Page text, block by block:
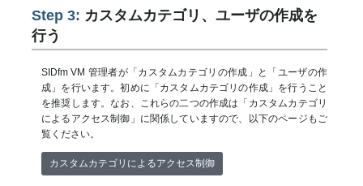
Step 3: カスタムカテゴリ、ユーザの作成を
行う
SIDfm VM 管理者が「カスタムカテゴリの作成」と「ユーザの作
成」を行います。初めに「カスタムカテゴリの作成」を行うこと
を推奨します。なお、これらの二つの作成は「カスタムカテゴリ
によるアクセス制御」に関係していますので、以下のページもご
覧ください。
カスタムカテゴリによるアクセス制御